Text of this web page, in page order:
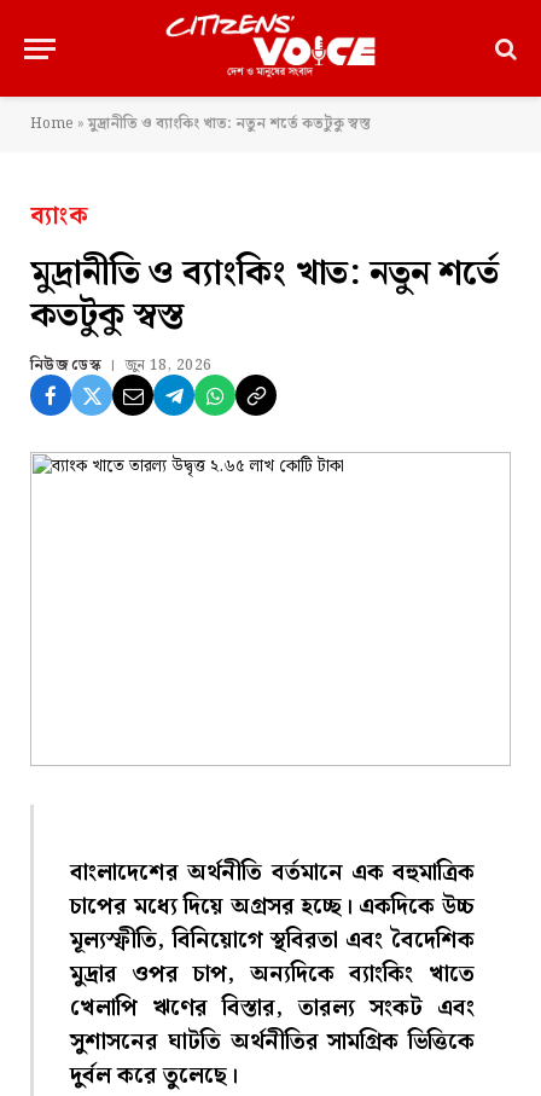
Home »মুদ্রানীতি ও ব্যাংকিং খাত: নতুন শর্তে কতটুকু স্বস্ত
ব্যাংক
মুদ্রানীতি ও ব্যাংকিং খাত: নতুন শর্তে
কতটুকু স্বস্ত
নিউজ ডেস্ক জুন 18, 2026
বাংলাদেশের অর্থনীতি বর্তমানে এক বহুমাত্রিক
চাপের মধ্যে দিয়ে অগ্রসর হচ্ছে। একদিকে উচ্চ
মূল্যস্ফীতি, বিনিয়োগে স্থবিরতা এবং বৈদেশিক
মুদ্রার ওপর চাপ, অন্যদিকে ব্যাংকিং খাতে
খেলাপি ঋণের বিস্তার, তারল্য সংকট এবং
সুশাসনের ঘাটতি অর্থনীতির সামগ্রিক ভিত্তিকে
দুর্বল করে তুলেছে।